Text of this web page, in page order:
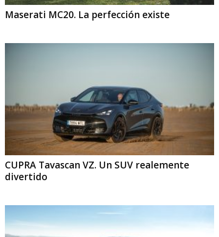
Maserati MC20. La perfección existe
CUPRA Tavascan VZ. Un SUV realemente
divertido